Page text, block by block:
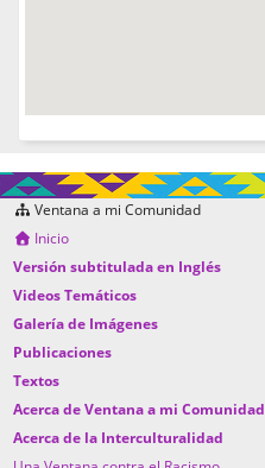
Ventana a mi Comunidad
Inicio
Versión subtitulada en Inglés
Videos Temáticos
Galería de Imágenes
Publicaciones
Textos
Acerca de Ventana a mi Comunidad
Acerca de la Interculturalidad